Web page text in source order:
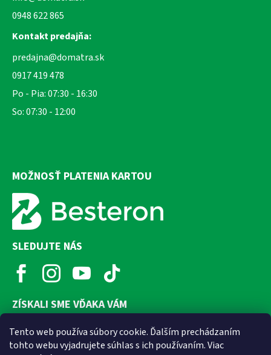
Tento web používa súbory cookie. Ďalším prechádzaním
tohto webu vyjadrujete súhlas s ich používaním. Viac
0948 622 865
Kontakt predajňa:
predajna@domatra.sk
0917 419 478
Po - Pia: 07:30 - 16:30
So: 07:30 - 12:00
MOŽNOSŤ PLATENIA KARTOU
SLEDUJTE NÁS
ZÍSKALI SME VĎAKA VÁM